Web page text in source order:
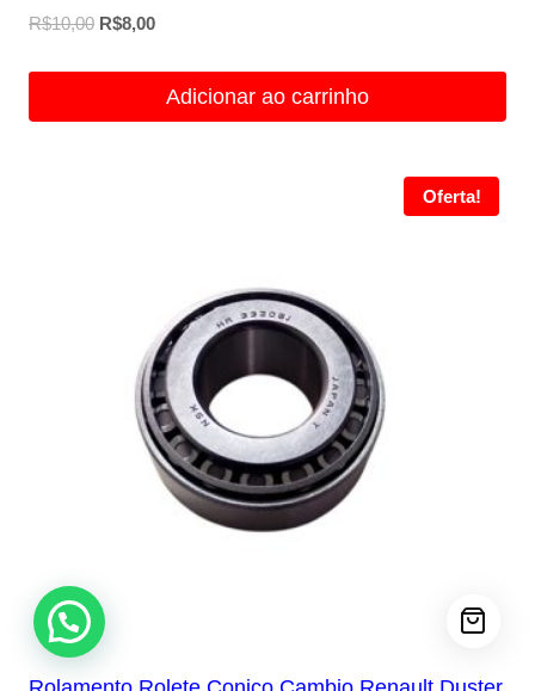
R$10,00 O
R$8,00O
é:Adicionar ao carrinho
Oferta!